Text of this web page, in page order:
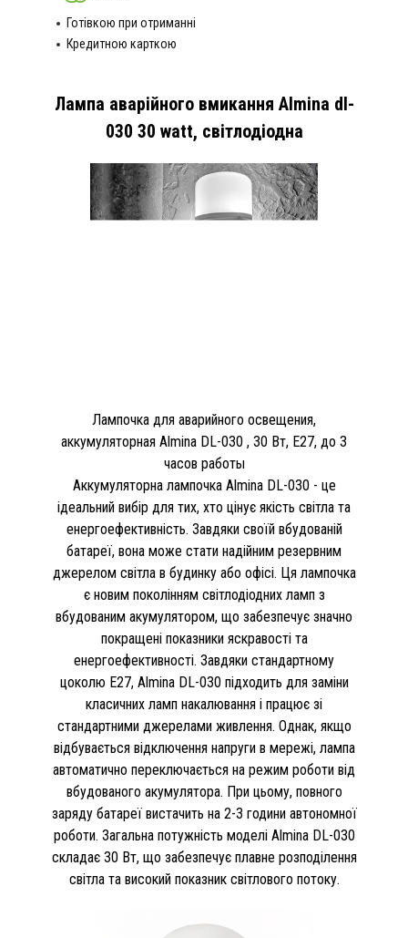
Готівкою при отриманні
Кредитною карткою
Лампа аварійного вмикання Almina dl-
030 30 watt, світлодіодна
Лампочка для аварийного освещения,
аккумуляторная Almina DL-030 , 30 Вт, Е27, до 3
часов работы
Аккумуляторна лампочка Almina DL-030 - це
ідеальний вибір для тих, хто цінує якість світла та
енергоефективність. Завдяки своїй вбудованій
батареї, вона може стати надійним резервним
джерелом світла в будинку або офісі. Ця лампочка
є новим поколінням світлодіодних ламп з
вбудованим акумулятором, що забезпечує значно
покращені показники яскравості та
енергоефективності. Завдяки стандартному
цоколю E27, Almina DL-030 підходить для заміни
класичних ламп накалювання і працює зі
стандартними джерелами живлення. Однак, якщо
відбувається відключення напруги в мережі, лампа
автоматично переключається на режим роботи від
вбудованого акумулятора. При цьому, повного
заряду батареї вистачить на 2-3 години автономної
роботи. Загальна потужність моделі Almina DL-030
складає 30 Вт, що забезпечує плавне розподілення
світла та високий показник світлового потоку.